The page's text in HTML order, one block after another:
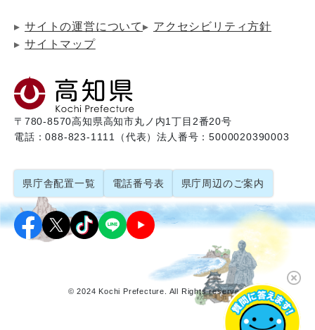
サイトの運営について
アクセシビリティ方針
サイトマップ
〒780-8570高知県高知市丸ノ内1丁目2番20号
電話：088-823-1111（代表）法人番号：5000020390003
県庁舎配置一覧 電話番号表 県庁周辺のご案内
© 2024 Kochi Prefecture. All Rights reserved.